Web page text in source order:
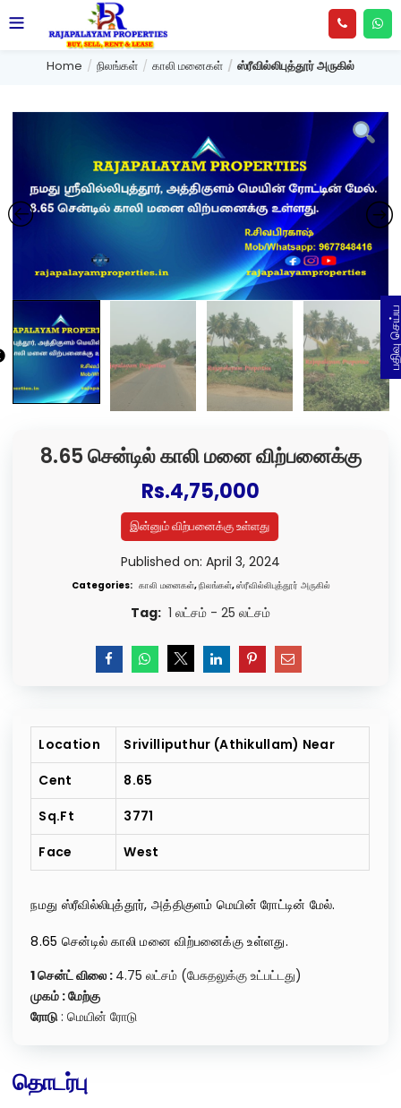
Home நிலங்கள் காலி மனைகள் ஸ்ரீவில்லிபுத்தூர் அருகில்
8.65 சென்டில் காலி மனை விற்பனைக்கு
Rs.4,75,000
இன்னும் விற்பனைக்கு உள்ளது
Published on: April 3, 2024
Categories: காலி மனைகள்,நிலங்கள்,ஸ்ரீவில்லிபுத்தூர் அருகில்
Tag: 1 லட்சம் - 25 லட்சம்
Location
Srivilliputhur (Athikullam) Near
Cent
8.65
Sq.ft
3771
Face
West
நமது ஸ்ரீவில்லிபுத்தூர், அத்திகுளம் மெயின் ரோட்டின் மேல்.
8.65 சென்டில் காலி மனை விற்பனைக்கு உள்ளது.
1 சென்ட் விலை : 4.75 லட்சம் (பேசுதலுக்கு உட்பட்டது)
முகம் : மேற்கு
ரோடு: மெயின் ரோடு
தொடர்பு